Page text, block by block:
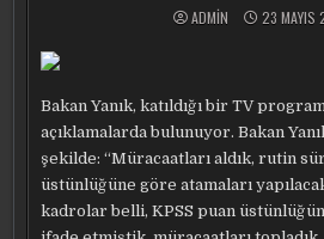
ADMIN 23 MAYIS
Bakan Yanık, katıldığı bir TV
açıklamalarda bulunuyor. Bakan
şekilde: “Müracaatları aldık, rutin
üstünlüğüne göre atamaları
kadrolar belli, KPSS puan